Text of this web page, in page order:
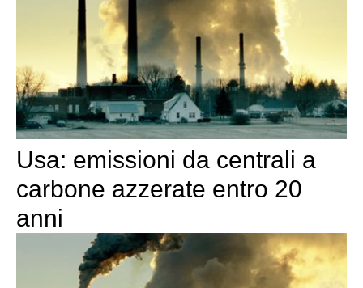
Usa: emissioni da centrali a
carbone azzerate entro 20
anni